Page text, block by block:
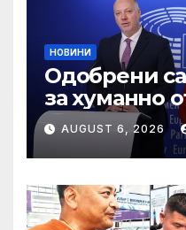
НОВИНИ
Одобрени
за хуманно
свине и
AUGUST 6, 2026